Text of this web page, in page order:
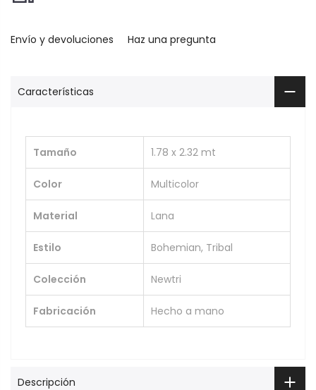
Envío y devoluciones Haz una pregunta
Características
Tamaño 1.78 x 2.32 mt
Color Multicolor
Material Lana
Estilo Bohemian, Tribal
Colección Newtri
Fabricación Hecho a mano
Descripción